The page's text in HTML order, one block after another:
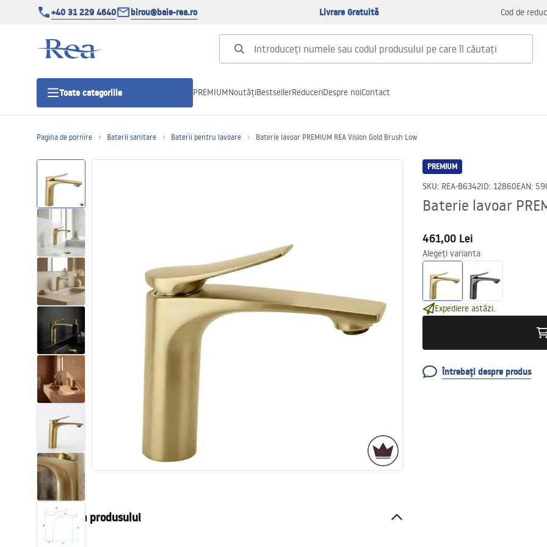
+40 31 229 4640 birou@baie-rea.ro Livrare Gratuită Cod de
Toate categoriile
Usi pentru cabine de dus
Rigole Liniare
Vase WC si Bideuri
Lavoare
Cazi cu paravane
Baterii sanitare
Dusuri
Bucatarie
Accesorii și mobilier pentru baie
PREMIUMNoutățiBestsellerReduceriDespre noiContact
Pagina de pornire Baterii sanitare Baterii pentru lavoare Baterie lavoar PREMIUM REA Vision Gold Brush Low
PREMIUM
SKU: REA-B6342ID: 12860EAN:
Baterie lavoar
461,00 Lei
Alegeți varianta
Expediere astăzi.
Întrebați despre produs
Descrierea produsului